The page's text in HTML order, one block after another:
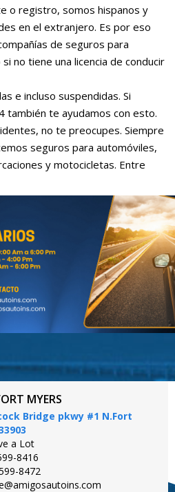
o registro, somos hispanos y
en el extranjero. Es por eso
de seguros para
no tiene una licencia de conducir
e incluso suspendidas. Si
también te ayudamos con esto.
no te preocupes. Siempre
seguros para automóviles,
y motocicletas. Entre
MYERS
Bridge pkwy #1 N.Fort
a Lot
8416
8472